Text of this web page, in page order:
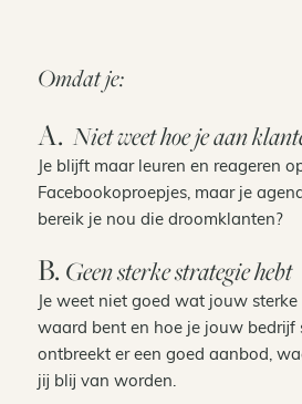
Omdat je:
A. Niet weet hoe je aan
Je blijft maar leuren en reageren
Facebookoproepjes, maar je
bereik je nou die droomklanten?
B. Geen sterke strategie hebt
Je weet niet goed wat jouw
waard bent en hoe je jouw bedrijf
ontbreekt er een goed aanbod,
jij blij van worden.